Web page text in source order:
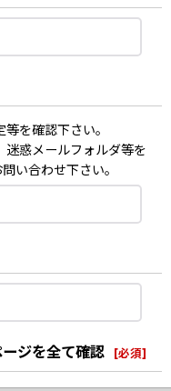
を確認下さい。
迷惑メールフォルダ等を
い合わせ下さい。
ジを全て確認 [必須]